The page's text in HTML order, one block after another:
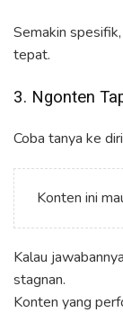
Semakin
tepat.
3. Ngonten
Coba tanya ke
Konten ini
Kalau
stagnan.
Konten yang